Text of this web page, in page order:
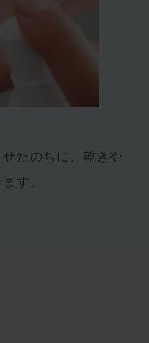
たのちに、乾きや
す。